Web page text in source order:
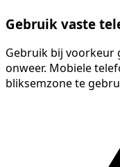
Gebruik vaste
Gebruik bij voorkeur
onweer. Mobiele
bliksemzone te